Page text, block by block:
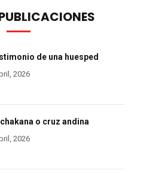
de una huesped
2026
chakana o cruz andina
2026